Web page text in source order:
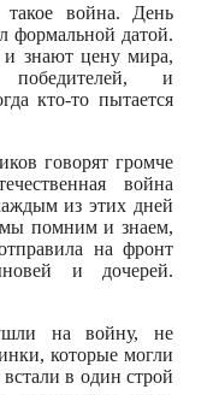
война. День
формальной датой.
знают цену мира,
победителей, и
кто-то пытается
говорят громче
война
из этих дней
помним и знаем,
на фронт
и дочерей.
на войну, не
которые могли
в один строй